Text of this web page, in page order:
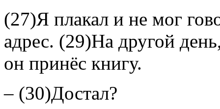
(27)Я плакал и не мог
адрес. (29)На другой
он принёс книгу.
– (30)Достал?